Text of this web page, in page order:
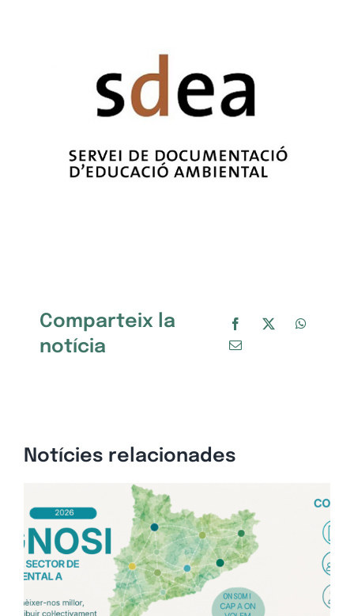
Comparteix la
notícia
Notícies relacionades